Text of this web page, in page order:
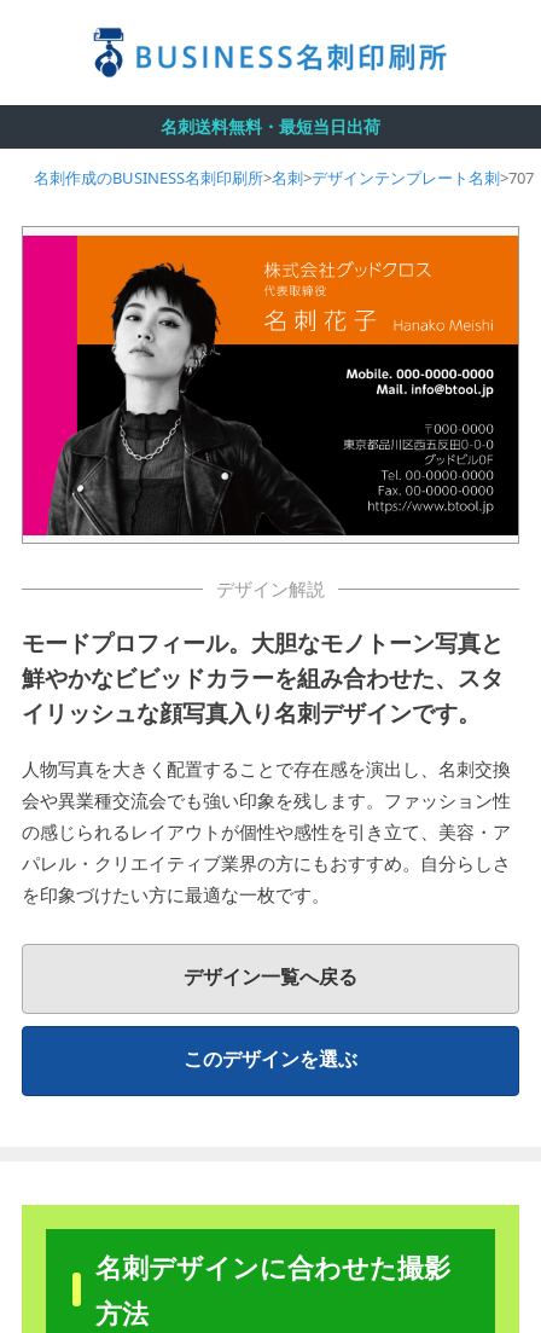
名刺送料無料・最短当日出荷
名刺作成のBUSINESS名刺印刷所>名刺>デザインテンプレート名刺>707
デザイン解説
モードプロフィール。大胆なモノトーン写真と
鮮やかなビビッドカラーを組み合わせた、スタ
イリッシュな顔写真入り名刺デザインです。
人物写真を大きく配置することで存在感を演出し、名刺交換
会や異業種交流会でも強い印象を残します。ファッション性
の感じられるレイアウトが個性や感性を引き立て、美容・ア
パレル・クリエイティブ業界の方にもおすすめ。自分らしさ
を印象づけたい方に最適な一枚です。
デザイン一覧へ戻る
このデザインを選ぶ
名刺デザインに合わせた撮影
方法